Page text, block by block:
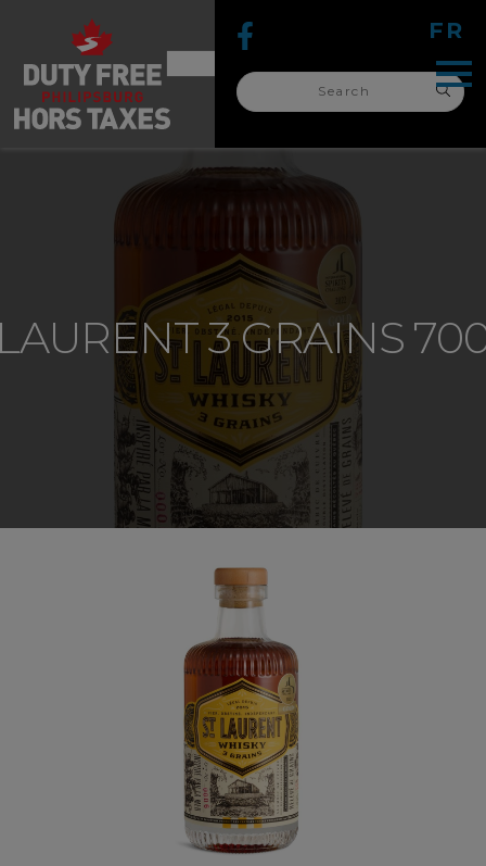
for:
FR
search
for:
3 GRAINS